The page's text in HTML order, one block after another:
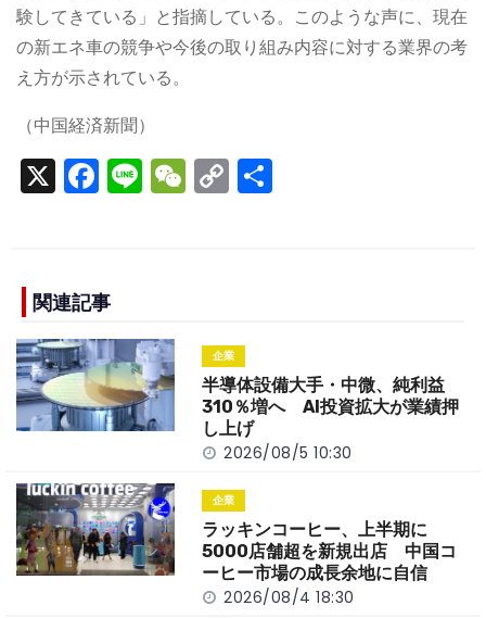
験してきている」と指摘している。このような声に、現在
の新エネ車の競争や今後の取り組み内容に対する業界の考
え方が示されている。
（中国経済新聞）
X F
a
e
b
o
o
k
Li
n
W
e
C
o
n
k
関連記事
企業
半導体設備大手・中微、純利益
310％増へ AI投資拡大が業績押
し上げ
2026/08/5 10:30
企業
ラッキンコーヒー、上半期に
5000店舗超を新規出店 中国コ
ーヒー市場の成長余地に自信
2026/08/4 18:30